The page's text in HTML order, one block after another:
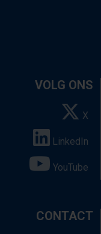
VOLG ONS
X
LinkedIn
YouTube
CONTACT